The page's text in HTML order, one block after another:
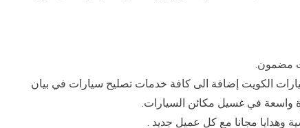
مضمون.
الكويت إضافة الى كافة خدمات تصليح سيارات في بيان
واسعة في غسيل مكائن السيارات.